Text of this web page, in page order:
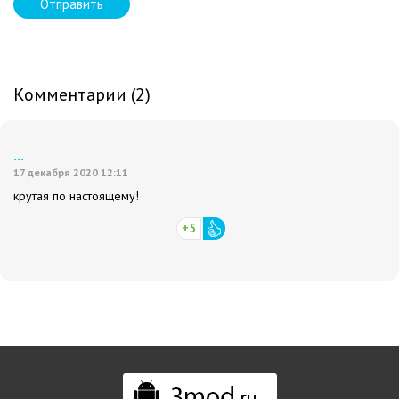
Отправить
Комментарии (2)
...
17 декабря 2020 12:11
крутая по настоящему!
+5